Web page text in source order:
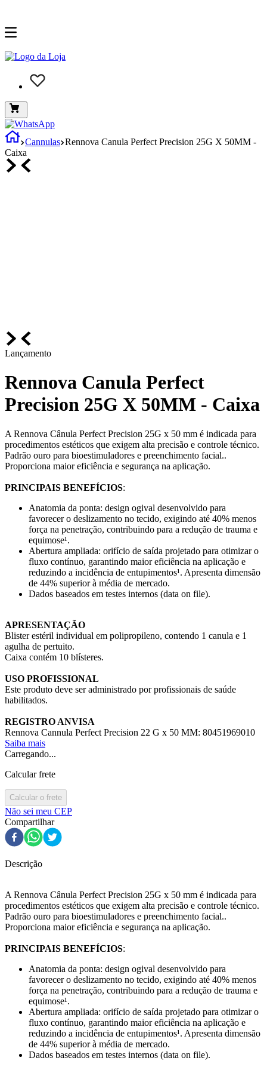
Cannulas Rennova Canula Perfect Precision 25G X 50MM -
Caixa
Lançamento
Rennova Canula Perfect
Precision 25G X 50MM - Caixa
A Rennova Cânula Perfect Precision 25G x 50 mm é indicada para
procedimentos estéticos que exigem alta precisão e controle técnico.
Padrão ouro para bioestimuladores e preenchimento facial..
Proporciona maior eficiência e segurança na aplicação.
PRINCIPAIS BENEFÍCIOS:
Anatomia da ponta: design ogival desenvolvido para
favorecer o deslizamento no tecido, exigindo até 40% menos
força na penetração, contribuindo para a redução de trauma e
equimose¹.
Abertura ampliada: orifício de saída projetado para otimizar o
fluxo contínuo, garantindo maior eficiência na aplicação e
reduzindo a incidência de entupimentos¹. Apresenta dimensão
de 44% superior à média de mercado.
Dados baseados em testes internos (data on file).
APRESENTAÇÃO
Blister estéril individual em polipropileno, contendo 1 canula e 1
agulha de pertuito.
Caixa contém 10 blísteres.
USO PROFISSIONAL
Este produto deve ser administrado por profissionais de saúde
habilitados.
REGISTRO ANVISA
Rennova Cannula Perfect Precision 22 G x 50 MM: 80451969010
Saiba mais
Carregando...
Calcular frete
Calcular o frete
Não sei meu CEP
Compartilhar
Descrição
A Rennova Cânula Perfect Precision 25G x 50 mm é indicada para
procedimentos estéticos que exigem alta precisão e controle técnico.
Padrão ouro para bioestimuladores e preenchimento facial..
Proporciona maior eficiência e segurança na aplicação.
PRINCIPAIS BENEFÍCIOS:
Anatomia da ponta: design ogival desenvolvido para
favorecer o deslizamento no tecido, exigindo até 40% menos
força na penetração, contribuindo para a redução de trauma e
equimose¹.
Abertura ampliada: orifício de saída projetado para otimizar o
fluxo contínuo, garantindo maior eficiência na aplicação e
reduzindo a incidência de entupimentos¹. Apresenta dimensão
de 44% superior à média de mercado.
Dados baseados em testes internos (data on file).